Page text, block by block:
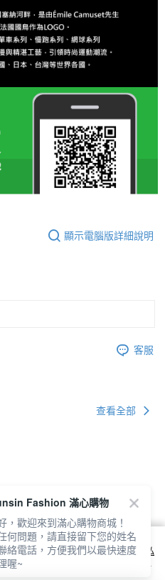
顯示電腦版詳細說明
客服
查看全部
使用 cookie 方式之詳情，及若您不希
的 cookie 設定，請參閱本網站「
隱私
網站即表示您同意本公司得按本網站使
Fashion 滿心購物
，歡迎來到滿心購物商城！
何問題，請直接留下您的姓名
絡電話，方便我們以最快速度
喔~